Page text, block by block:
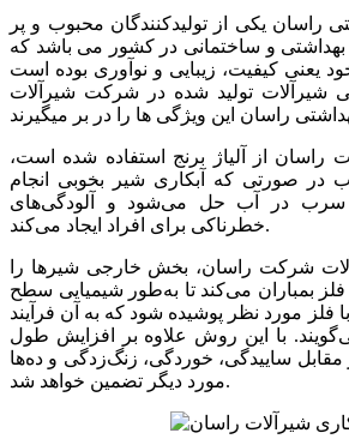
راسان یکی از تولیدکنندگان محبوب و پر
بهداشتی و ساختمانی در کشور می باشد که
یعنی کیفیت، زیبایی و نوآوری بوده است
شیرآلات تولید شده در شرکت شیرآلات
راسان از آلیاژ برنج استفاده شده است،
در صورتی که آبکاری شیر بخوبی انجام
سرب در آب حل می‌شود و آلودگی‌های
خطرناکی برای افراد ایجاد می‌کند.
شرکت راسان، بخش خارجی شیرها را
فلز بمباران می‌کند تا به‌طور شیمیایی سطح
فلز مورد نظر پوشیده شود که به آن فرآیند
با این روش علاوه بر افزایش طول
ساییدگی، خوردگی، زنگ‌زدگی و ده‌ها
مورد دیگر تضمین خواهد شد.